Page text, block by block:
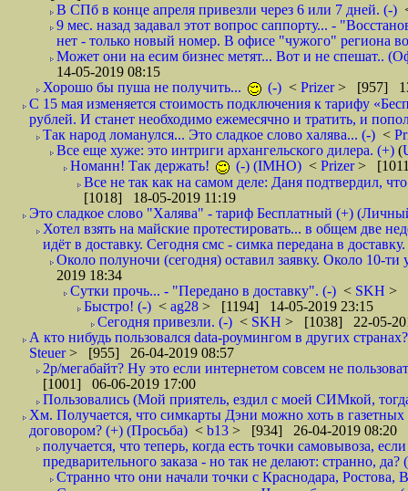
В СПб в конце апреля привезли через 6 или 7 дней. (-)
9 мес. назад задавал этот вопрос саппорту... -
нет - только новый номер. В офисе "чужого" региона
Может они на есим бизнес метят... Вот и не спешат..
14-05-2019 08:15
Хорошо бы пуша не получить...
(-) < Prizer> [957]
С 15 мая изменяется стоимость подключения к тарифу
рублей. И станет необходимо ежемесячно и тратить, и
Так народ ломанулся... Это сладкое слово халява... (-) <
Все еще хуже: это интриги архангельского дилера. (+) (
Номанн! Так держать!
(-) (IMHO) < Prizer>
Все не так как на самом деле: Даня подтвердил,
[1018] 18-05-2019 11:19
Это сладкое слово "Халява" - тариф Бесплатный (+)
Хотел взять на майские протестировать... в общем две
идёт в доставку. Сегодня смс - симка передана в
Около полуночи (сегодня) оставил заявку. Около 10-ти
2019 18:34
Сутки прочь... - "Передано в доставку". (-) < SKH >
Быстро! (-) < ag28 > [1194] 14-05-2019 23:15
Сегодня привезли. (-) < SKH > [1038] 22-05-
А кто нибудь пользовался data-роумингом в других
Steuer> [955] 26-04-2019 08:57
2р/мегабайт? Ну это если интернетом совсем не
[1001] 06-06-2019 17:00
Пользовались (Мой приятель, ездил с моей СИМкой,
Хм. Получается, что симкарты Дэни можно хоть в газетных
договором? (+) (Просьба) < b13 > [934] 26-04-2019 08:20
получается, что теперь, когда есть точки самовывоза,
предварительного заказа - но так не делают: странно, да?
Странно что они начали точки с Краснодара,